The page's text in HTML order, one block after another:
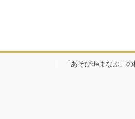
ペ
ー
「あそびdeまなぶ」